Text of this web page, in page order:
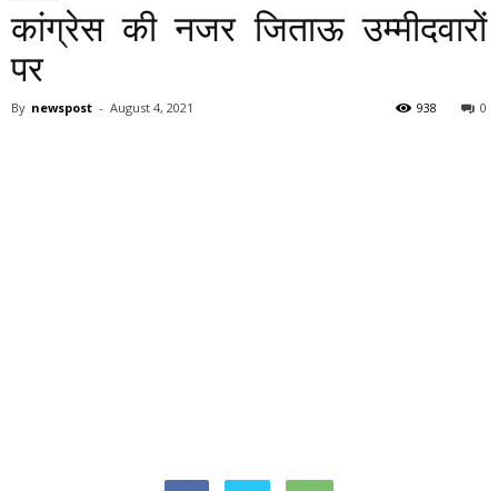
कांग्रेस की नजर जिताऊ उम्मीदवारों
पर
By newspost - August 4, 2021 0
938